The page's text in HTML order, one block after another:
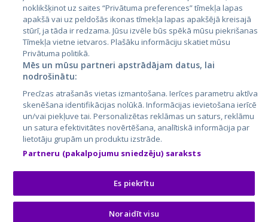
City24.lv
City24.ee
GetaPro.lv
GetaPro.ee
Skelbiu.lt
Autoplius.lt
Aruodas.lt
CVbankas.lt
Kainos.lt
Paslaugos.lt
auto24.ee
Osta.ee
KuldneBörs.ee
noklikšķinot uz saites “Privātuma preferences” tīmekļa lapas
apakšā vai uz peldošās ikonas tīmekļa lapas apakšējā kreisajā
stūrī, ja tāda ir redzama. Jūsu izvēle būs spēkā mūsu piekrišanas
Tīmekļa vietne ietvaros. Plašāku informāciju skatiet mūsu
Privātuma politikā.
Mēs un mūsu partneri apstrādājam datus, lai
nodrošinātu:
Precīzas atrašanās vietas izmantošana. Ierīces parametru aktīva
skenēšana identifikācijas nolūkā. Informācijas ievietošana ierīcē
un/vai piekļuve tai. Personalizētas reklāmas un saturs, reklāmu
un satura efektivitātes novērtēšana, analītiskā informācija par
lietotāju grupām un produktu izstrāde.
Partneru (pakalpojumu sniedzēju) saraksts
Es piekrītu
Noraidīt visu